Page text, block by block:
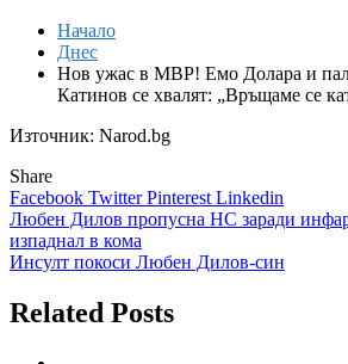
Начало
Днес
Нов ужас в МВР! Емо Долара и
Катинов се хвалят: „Връщаме се
Източник: Narod.bg
Share
Facebook TwitterPinterest Linkedin
Навигация
Любен Дилов пропусна НС заради
изпаднал в кома
Инсулт покоси Любен Дилов-син
Related Posts